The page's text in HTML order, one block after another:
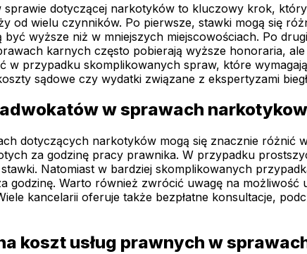
dotyczącej narkotyków to kluczowy krok,
od wielu czynników. Po pierwsze, stawki mogą się
wyższe niż w mniejszych miejscowościach. Po
karnych często pobierają wyższe honoraria,
w przypadku skomplikowanych spraw, które
sądowe czy wydatki związane z ekspertyzami
w sprawach
dotyczących narkotyków mogą się znacznie różnić
za godzinę pracy prawnika. W przypadku
Natomiast w bardziej skomplikowanych
godzinę. Warto również zwrócić uwagę na
kancelarii oferuje także bezpłatne konsultacje,
koszt usług prawnych w